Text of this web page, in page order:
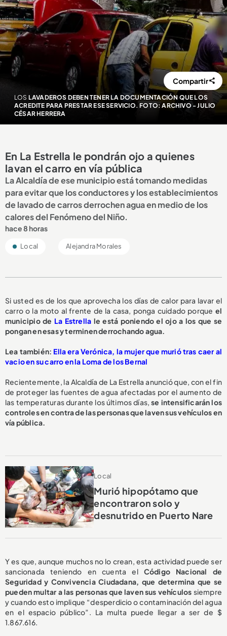
LOS LAVADEROS DEBEN TENER LA DOCUMENTACIÓN QUE LOS
ACREDITE PARA PRESTAR ESE SERVICIO. FOTO: ARCHIVO - JULIO
CÉSAR HERRERA
Compartir
En La Estrella le pondrán ojo a quienes
lavan el carro en vía pública
La Alcaldía de ese municipio está tomando medidas
para evitar que los conductores y los establecimientos
de lavado de carros derrochen agua en medio de los
calores del Fenómeno del Niño.
hace 8 horas
Local Alejandra Morales
Si usted es de los que aprovecha los días de calor para lavar el
carro o la moto al frente de la casa, ponga cuidado porque el
municipio de La Estrella le está poniendo el ojo a los que se
pongan en esas y terminen derrochando agua.
Lea también: Ella era Verónica, la mujer que murió tras caer al
vacio en su carro en la Loma de los Bernal
Recientemente, la Alcaldía de La Estrella anunció que, con el fin
de proteger las fuentes de agua afectadas por el aumento de
las temperaturas durante los últimos días, se intensificarán los
controles en contra de las personas que laven sus vehículos en
vía pública.
Local
Murió hipopótamo que
encontraron solo y
desnutrido en Puerto Nare
Y es que, aunque muchos no lo crean, esta actividad puede ser
sancionada teniendo en cuenta el Código Nacional de
Seguridad y Convivencia Ciudadana, que determina que se
pueden multar a las personas que laven sus vehículos siempre
y cuando esto implique “desperdicio o contaminación del agua
en el espacio público”. La multa puede llegar a ser de $
1.867.616.